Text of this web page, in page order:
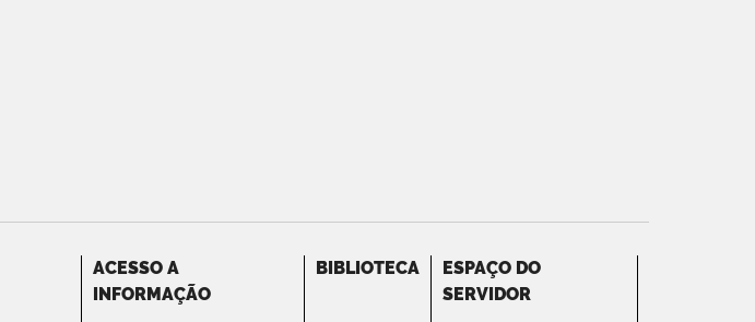
ACESSO A
INFORMAÇÃO
BIBLIOTECA
ESPAÇO DO
SERVIDOR